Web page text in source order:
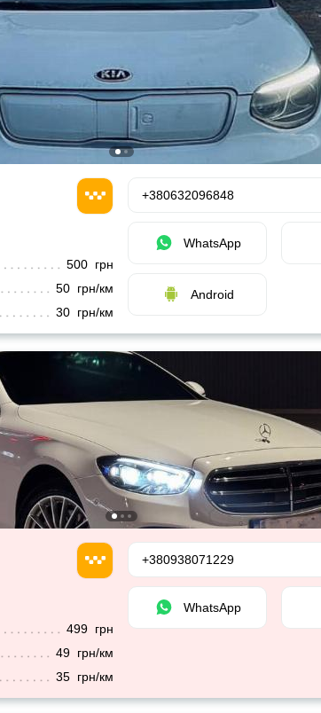
500 грн
50 грн/км
30 грн/км
+380632096848
WhatsApp
Android
499 грн
49 грн/км
35 грн/км
+380938071229
WhatsApp